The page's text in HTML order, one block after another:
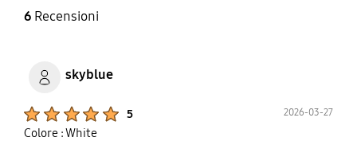
6Recensioni
skyblue
5 2026-03-27
Colore : White